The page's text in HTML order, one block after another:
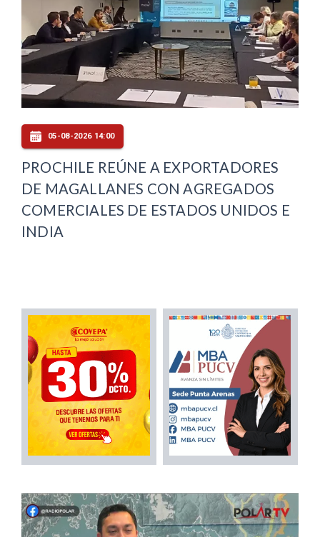
05-08-2026 14:00
PROCHILE REÚNE A EXPORTADORES
DE MAGALLANES CON AGREGADOS
COMERCIALES DE ESTADOS UNIDOS E
INDIA